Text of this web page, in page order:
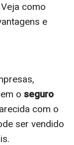
Veja como
e
o seguro
com o
ser vendido